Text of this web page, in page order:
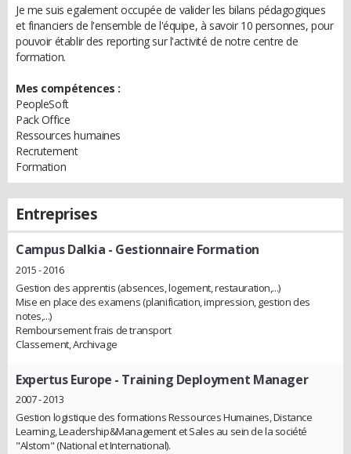
Je me suis egalement occupée de valider les bilans pédagogiques
et financiers de l'ensemble de l'équipe, à savoir 10 personnes, pour
pouvoir établir des reporting sur l'activité de notre centre de
formation.
Mes compétences :
PeopleSoft
Pack Office
Ressources humaines
Recrutement
Formation
Entreprises
Campus Dalkia - Gestionnaire Formation
2015 - 2016
Gestion des apprentis (absences, logement, restauration,...)
Mise en place des examens (planification, impression, gestion des
notes,...)
Remboursement frais de transport
Classement, Archivage
Expertus Europe - Training Deployment Manager
2007 - 2013
Gestion logistique des formations Ressources Humaines, Distance
Learning, Leadership&Management et Sales au sein de la société
"Alstom" (National et International).